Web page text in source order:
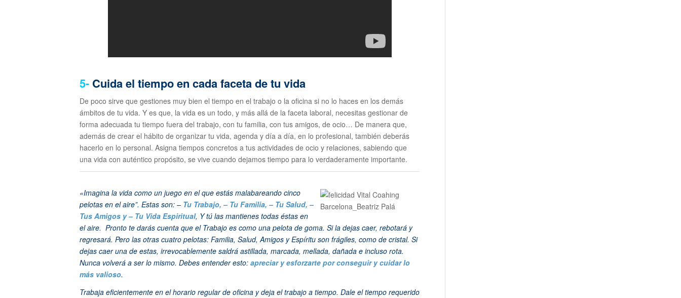
5- Cuida el tiempo en cada faceta de tu vida
De poco sirve que gestiones muy bien el tiempo en el trabajo o la oficina si no lo haces en los demás
ámbitos de tu vida. Y es que, la vida es un todo, y más allá de la faceta laboral, necesitas gestionar de
forma adecuada tu tiempo fuera del trabajo, con tu familia, con tus amigos, de ocio… De manera que,
además de crear el hábito de organizar tu vida, agenda y día a día, en lo profesional, también deberás
hacerlo en lo personal. Asigna tiempos concretos a tus actividades de ocio y relaciones, sabiendo que
una vida con auténtico propósito, se vive cuando dejamos tiempo para lo verdaderamente importante.
«Imagina la vida como un juego en el que estás malabareando cinco
pelotas en el aire”. Estas son: – Tu Trabajo, – Tu Familia, – Tu Salud, –
Tus Amigos y – Tu Vida Espiritual, Y tú las mantienes todas éstas en
el aire. Pronto te darás cuenta que el Trabajo es como una pelota de goma. Si la dejas caer, rebotará y
regresará. Pero las otras cuatro pelotas: Familia, Salud, Amigos y Espíritu son frágiles, como de cristal. Si
dejas caer una de estas, irrevocablemente saldrá astillada, marcada, mellada, dañada e incluso rota.
Nunca volverá a ser lo mismo. Debes entender esto: apreciar y esforzarte por conseguir y cuidar lo
más valioso.
Trabaja eficientemente en el horario regular de oficina y deja el trabajo a tiempo. Dale el tiempo requerido